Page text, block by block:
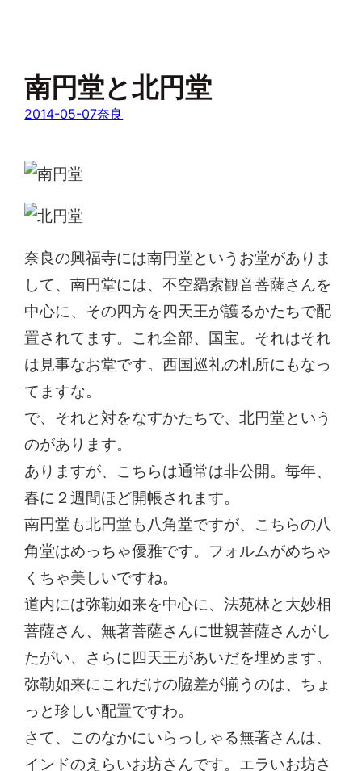
南円堂と北円堂
2014-05-07奈良
奈良の興福寺には南円堂というお堂がありま
して、南円堂には、不空羂索観音菩薩さんを
中心に、その四方を四天王が護るかたちで配
置されてます。これ全部、国宝。それはそれ
は見事なお堂です。西国巡礼の札所にもなっ
てますな。
で、それと対をなすかたちで、北円堂という
のがあります。
ありますが、こちらは通常は非公開。毎年、
春に２週間ほど開帳されます。
南円堂も北円堂も八角堂ですが、こちらの八
角堂はめっちゃ優雅です。フォルムがめちゃ
くちゃ美しいですね。
道内には弥勒如来を中心に、法苑林と大妙相
菩薩さん、無著菩薩さんに世親菩薩さんがし
たがい、さらに四天王があいだを埋めます。
弥勒如来にこれだけの脇差が揃うのは、ちょ
っと珍しい配置ですわ。
さて、このなかにいらっしゃる無著さんは、
インドのえらいお坊さんです。エラいお坊さ